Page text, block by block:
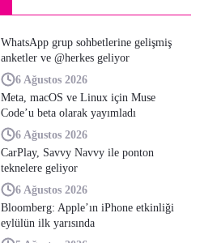
WhatsApp grup sohbetlerine gelişmiş
anketler ve @herkes geliyor
6 Ağustos 2026
Meta, macOS ve Linux için Muse
Code’u beta olarak yayımladı
6 Ağustos 2026
CarPlay, Savvy Navvy ile ponton
teknelere geliyor
6 Ağustos 2026
Bloomberg: Apple’ın iPhone etkinliği
eylülün ilk yarısında